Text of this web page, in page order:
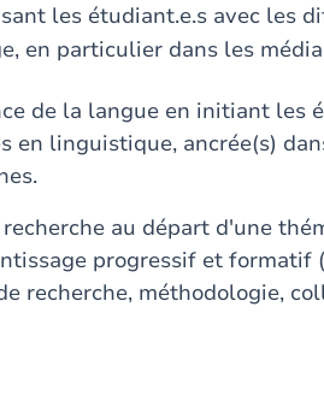
les étudiant.e.s avec les
en particulier dans les
de la langue en initiant les
en linguistique, ancrée(s)
au départ d'une
progressif et formatif
recherche, méthodologie,